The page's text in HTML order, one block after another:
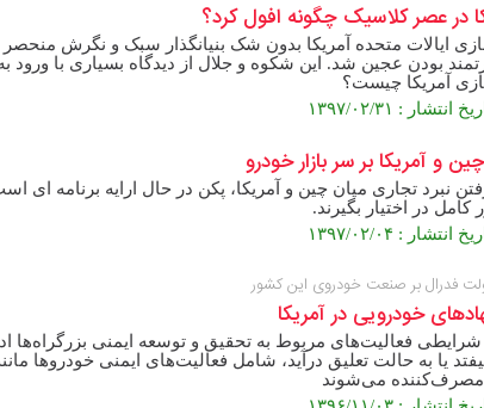
در عصر کلاسیک چگونه افول کرد؟
ایالات متحده آمریکا بدون شک بنیانگذار سبک و نگرش
آمریکا چیست؟
و آمریکا بر سر بازار خودرو
گرفتن نبرد تجاری میان چین و آمریکا، پکن در حال ارایه برنامه
کامل در اختیار بگیرند.
فدرال بر صنعت خودروی این کشور
خودرویی در آمریکا
شرایطی فعالیت‌های مربوط به تحقیق و توسعه ایمنی بزرگراه‌ها
یا به حالت تعلیق درآید، شامل فعالیت‌های ایمنی خودروها
مصرف‌کننده می‌شوند